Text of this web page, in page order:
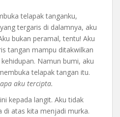
telapak tanganku,
tergaris di dalamnya, aku
bukan peramal, tentu! Aku
tangan mampu ditakwilkan
Namun bumi, aku
telapak tangan itu.
aku tercipta.
kepada langit. Aku tidak
di atas kita menjadi murka.